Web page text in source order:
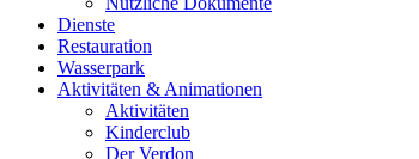
Dienste
Restauration
Wasserpark
Aktivitäten & Animationen
Aktivitäten
Kinderclub
Der Verdon